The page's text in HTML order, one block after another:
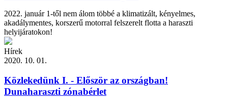
2022. január 1-től nem álom többé a klimatizált, kényelmes,
akadálymentes, korszerű motorral felszerelt flotta a haraszti
helyijáratokon!
Hírek
2020. 10. 01.
Közlekedünk I. - Először az országban!
Dunaharaszti zónabérlet